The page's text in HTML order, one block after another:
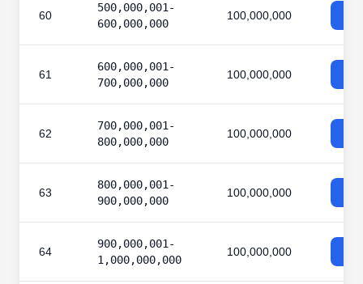
60
500,000,001-
600,000,000
100,000,000
61
600,000,001-
700,000,000
100,000,000
62
700,000,001-
800,000,000
100,000,000
63
800,000,001-
900,000,000
100,000,000
64
900,000,001-
1,000,000,000
100,000,000